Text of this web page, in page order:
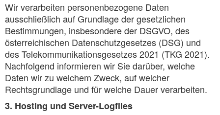
Wir verarbeiten personenbezogene Daten
ausschließlich auf Grundlage der gesetzlichen
Bestimmungen, insbesondere der DSGVO, des
österreichischen Datenschutzgesetzes (DSG) und
des Telekommunikationsgesetzes 2021 (TKG 2021).
Nachfolgend informieren wir Sie darüber, welche
Daten wir zu welchem Zweck, auf welcher
Rechtsgrundlage und für welche Dauer verarbeiten.
3. Hosting und Server-Logfiles